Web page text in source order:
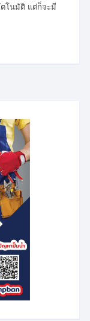
ตโนมัติ แต่ก็จะมี